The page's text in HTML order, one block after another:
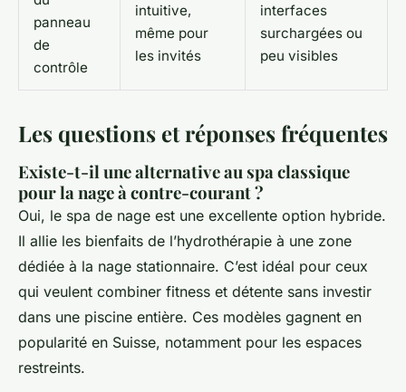
panneau
de
contrôle
intuitive,
même pour
les invités
interfaces
surchargées ou
peu visibles
Les questions et réponses fréquentes
Existe-t-il une alternative au spa classique
pour la nage à contre-courant ?
Oui, le spa de nage est une excellente option hybride.
Il allie les bienfaits de l’hydrothérapie à une zone
dédiée à la nage stationnaire. C’est idéal pour ceux
qui veulent combiner fitness et détente sans investir
dans une piscine entière. Ces modèles gagnent en
popularité en Suisse, notamment pour les espaces
restreints.